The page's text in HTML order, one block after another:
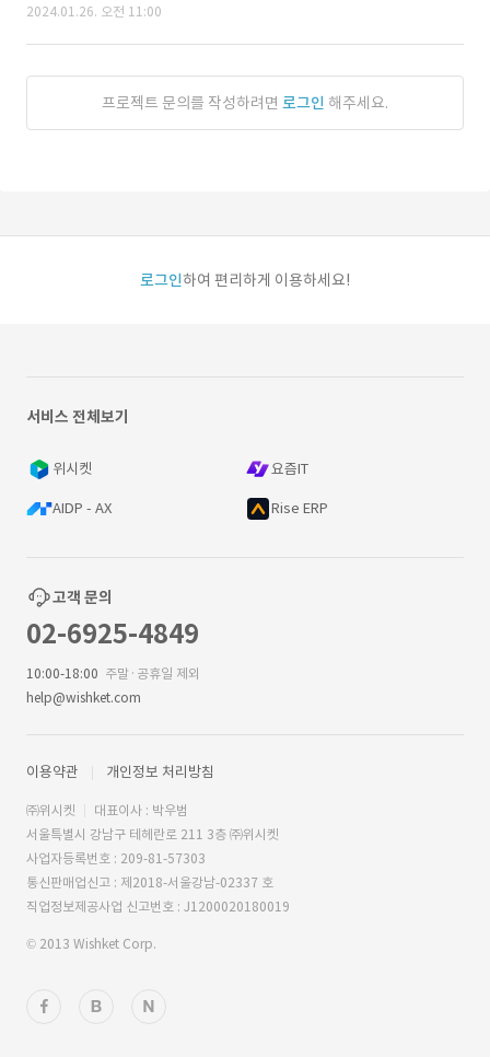
2024.01.26. 오전 11:00
프로젝트 문의를 작성하려면 로그인 해주세요.
로그인하여 편리하게 이용하세요!
서비스 전체보기
위시켓 요즘IT
AIDP - AX Rise ERP
고객 문의
02-6925-4849
10:00-18:00 주말·공휴일 제외
help@wishket.com
이용약관 개인정보 처리방침
㈜위시켓
대표이사 : 박우범
서울특별시 강남구 테헤란로 211 3층 ㈜위시켓
사업자등록번호 : 209-81-57303
통신판매업신고 : 제2018-서울강남-02337 호
직업정보제공사업 신고번호 : J1200020180019
© 2013 Wishket Corp.